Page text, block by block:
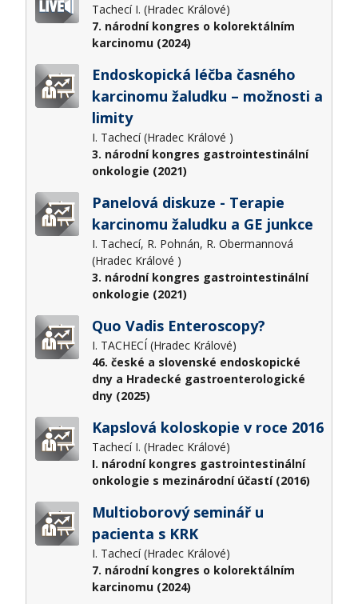
Tachecí I. (Hradec Králové)
7. národní kongres o kolorektálním
karcinomu (2024)
Endoskopická léčba časného
karcinomu žaludku – možnosti a
limity
I. Tachecí (Hradec Králové )
3. národní kongres gastrointestinální
onkologie (2021)
Panelová diskuze - Terapie
karcinomu žaludku a GE junkce
I. Tachecí, R. Pohnán, R. Obermannová
(Hradec Králové )
3. národní kongres gastrointestinální
onkologie (2021)
Quo Vadis Enteroscopy?
I. TACHECÍ (Hradec Králové)
46. české a slovenské endoskopické
dny a Hradecké gastroenterologické
dny (2025)
Kapslová koloskopie v roce 2016
Tachecí I. (Hradec Králové)
I. národní kongres gastrointestinální
onkologie s mezinárodní účastí (2016)
Multioborový seminář u
pacienta s KRK
I. Tachecí (Hradec Králové)
7. národní kongres o kolorektálním
karcinomu (2024)